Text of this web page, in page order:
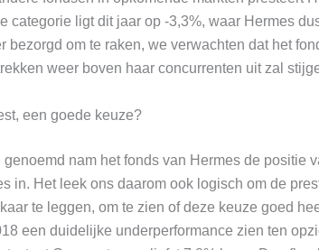
categorie ligt dit jaar op -3,3%, waar Hermes
bezorgd om te raken, we verwachten dat het
weer boven haar concurrenten uit zal
een goede keuze?
nam het fonds van Hermes de positie
in. Het leek ons daarom ook logisch om de
te leggen, om te zien of deze keuze goed
een duidelijke underperformance zien ten